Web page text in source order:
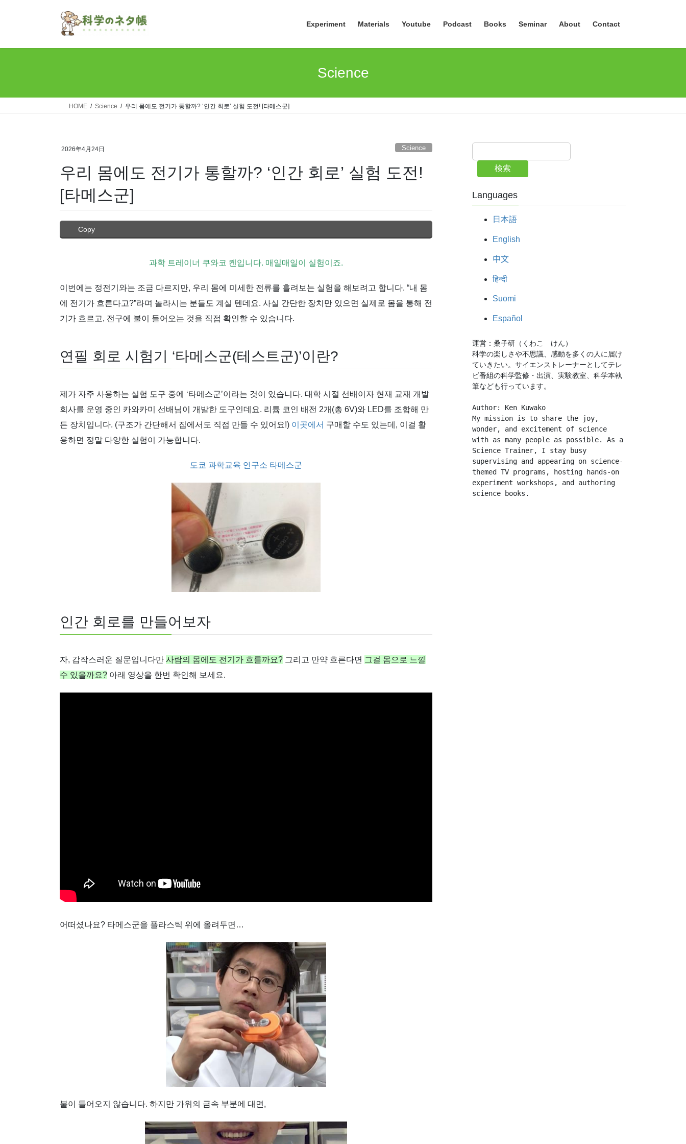
Experiment Materials Youtube Podcast Books Seminar About Contact
Science
HOME Science 우리 몸에도 전기가 통할까? ‘인간 회로’ 실험 도전! [타메스군]
2026年4月24日 Science
우리 몸에도 전기가 통할까? ‘인간 회로’ 실험 도전!
[타메스군]
Copy
과학 트레이너 쿠와코 켄입니다. 매일매일이 실험이죠.
이번에는 정전기와는 조금 다르지만, 우리 몸에 미세한 전류를 흘려보는 실험을 해보려고 합니다. “내 몸
에 전기가 흐른다고?”라며 놀라시는 분들도 계실 텐데요. 사실 간단한 장치만 있으면 실제로 몸을 통해 전
기가 흐르고, 전구에 불이 들어오는 것을 직접 확인할 수 있습니다.
연필 회로 시험기 ‘타메스군(테스트군)’이란?
제가 자주 사용하는 실험 도구 중에 ‘타메스군’이라는 것이 있습니다. 대학 시절 선배이자 현재 교재 개발
회사를 운영 중인 카와카미 선배님이 개발한 도구인데요. 리튬 코인 배전 2개(총 6V)와 LED를 조합해 만
든 장치입니다. (구조가 간단해서 집에서도 직접 만들 수 있어요!) 이곳에서 구매할 수도 있는데, 이걸 활
용하면 정말 다양한 실험이 가능합니다.
도쿄 과학교육 연구소 타메스군
인간 회로를 만들어보자
자, 갑작스러운 질문입니다만 사람의 몸에도 전기가 흐를까요? 그리고 만약 흐른다면 그걸 몸으로 느낄
수 있을까요? 아래 영상을 한번 확인해 보세요.
어떠셨나요? 타메스군을 플라스틱 위에 올려두면…
불이 들어오지 않습니다. 하지만 가위의 금속 부분에 대면,
検索
Languages
日本語
English
中文
हिन्दी
Suomi
Español
運営：桑子研（くわこ　けん）
科学の楽しさや不思議、感動を多くの人に届け
ていきたい。サイエンストレーナーとしてテレ
ビ番組の科学監修・出演、実験教室、科学本執
筆なども行っています。
Author: Ken Kuwako
My mission is to share the joy,
wonder, and excitement of science
with as many people as possible. As a
Science Trainer, I stay busy
supervising and appearing on science-
themed TV programs, hosting hands-on
experiment workshops, and authoring
science books.